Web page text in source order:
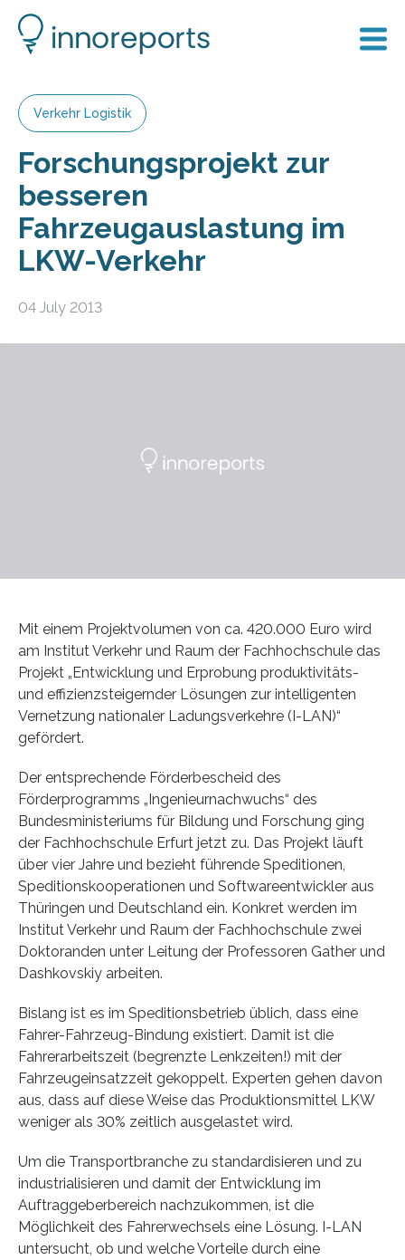
Verkehr Logistik
Forschungsprojekt zur
besseren
Fahrzeugauslastung im
LKW-Verkehr
04 July 2013
Mit einem Projektvolumen von ca. 420.000 Euro wird
am Institut Verkehr und Raum der Fachhochschule das
Projekt „Entwicklung und Erprobung produktivitäts-
und effizienzsteigernder Lösungen zur intelligenten
Vernetzung nationaler Ladungsverkehre (I-LAN)“
gefördert.
Der entsprechende Förderbescheid des
Förderprogramms „Ingenieurnachwuchs“ des
Bundesministeriums für Bildung und Forschung ging
der Fachhochschule Erfurt jetzt zu. Das Projekt läuft
über vier Jahre und bezieht führende Speditionen,
Speditionskooperationen und Softwareentwickler aus
Thüringen und Deutschland ein. Konkret werden im
Institut Verkehr und Raum der Fachhochschule zwei
Doktoranden unter Leitung der Professoren Gather und
Dashkovskiy arbeiten.
Bislang ist es im Speditionsbetrieb üblich, dass eine
Fahrer-Fahrzeug-Bindung existiert. Damit ist die
Fahrerarbeitszeit (begrenzte Lenkzeiten!) mit der
Fahrzeugeinsatzzeit gekoppelt. Experten gehen davon
aus, dass auf diese Weise das Produktionsmittel LKW
weniger als 30% zeitlich ausgelastet wird.
Um die Transportbranche zu standardisieren und zu
industrialisieren und damit der Entwicklung im
Auftraggeberbereich nachzukommen, ist die
Möglichkeit des Fahrerwechsels eine Lösung. I-LAN
untersucht, ob und welche Vorteile durch eine